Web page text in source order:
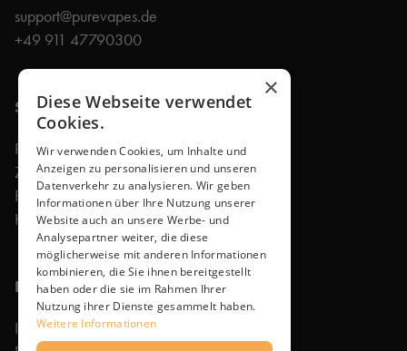
support@purevapes.de
+49 911 47790300
Shop
Produkte
Zubehör
Faq
Kontakt
Rechtliches
Impressum
×
Diese Webseite verwendet
Cookies.
Wir verwenden Cookies, um Inhalte und
Anzeigen zu personalisieren und unseren
Datenverkehr zu analysieren. Wir geben
Informationen über Ihre Nutzung unserer
Website auch an unsere Werbe- und
Analysepartner weiter, die diese
möglicherweise mit anderen Informationen
kombinieren, die Sie ihnen bereitgestellt
haben oder die sie im Rahmen Ihrer
Nutzung ihrer Dienste gesammelt haben.
Weitere Informationen